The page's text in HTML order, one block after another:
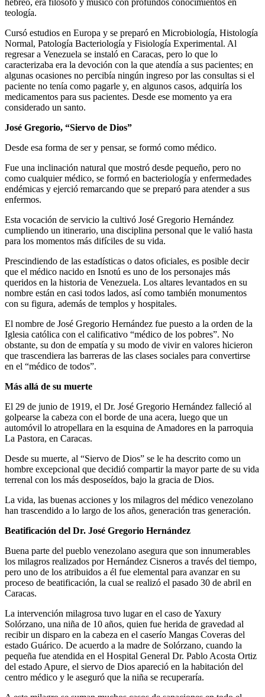
teología.
Cursó estudios en Europa y se preparó en Microbiología, Histología
Normal, Patología Bacteriología y Fisiología Experimental. Al
regresar a Venezuela se instaló en Caracas, pero lo que lo
caracterizaba era la devoción con la que atendía a sus pacientes; en
algunas ocasiones no percibía ningún ingreso por las consultas si el
paciente no tenía como pagarle y, en algunos casos, adquiría los
medicamentos para sus pacientes. Desde ese momento ya era
considerado un santo.
José Gregorio, “Siervo de Dios”
Desde esa forma de ser y pensar, se formó como médico.
Fue una inclinación natural que mostró desde pequeño, pero no
como cualquier médico, se formó en bacteriología y enfermedades
endémicas y ejerció remarcando que se preparó para atender a sus
enfermos.
Esta vocación de servicio la cultivó José Gregorio Hernández
cumpliendo un itinerario, una disciplina personal que le valió hasta
para los momentos más difíciles de su vida.
Prescindiendo de las estadísticas o datos oficiales, es posible decir
que el médico nacido en Isnotú es uno de los personajes más
queridos en la historia de Venezuela. Los altares levantados en su
nombre están en casi todos lados, así como también monumentos
con su figura, además de templos y hospitales.
El nombre de José Gregorio Hernández fue puesto a la orden de la
Iglesia católica con el calificativo “médico de los pobres”. No
obstante, su don de empatía y su modo de vivir en valores hicieron
que trascendiera las barreras de las clases sociales para convertirse
en el “médico de todos”.
Más allá de su muerte
El 29 de junio de 1919, el Dr. José Gregorio Hernández falleció al
golpearse la cabeza con el borde de una acera, luego que un
automóvil lo atropellara en la esquina de Amadores en la parroquia
La Pastora, en Caracas.
Desde su muerte, al “Siervo de Dios” se le ha descrito como un
hombre excepcional que decidió compartir la mayor parte de su vida
terrenal con los más desposeídos, bajo la gracia de Dios.
La vida, las buenas acciones y los milagros del médico venezolano
han trascendido a lo largo de los años, generación tras generación.
Beatificación del Dr. José Gregorio Hernández
Buena parte del pueblo venezolano asegura que son innumerables
los milagros realizados por Hernández Cisneros a través del tiempo,
pero uno de los atribuidos a él fue elemental para avanzar en su
proceso de beatificación, la cual se realizó el pasado 30 de abril en
Caracas.
La intervención milagrosa tuvo lugar en el caso de Yaxury
Solórzano, una niña de 10 años, quien fue herida de gravedad al
recibir un disparo en la cabeza en el caserío Mangas Coveras del
estado Guárico. De acuerdo a la madre de Solórzano, cuando la
pequeña fue atendida en el Hospital General Dr. Pablo Acosta Ortiz
del estado Apure, el siervo de Dios apareció en la habitación del
centro médico y le aseguró que la niña se recuperaría.